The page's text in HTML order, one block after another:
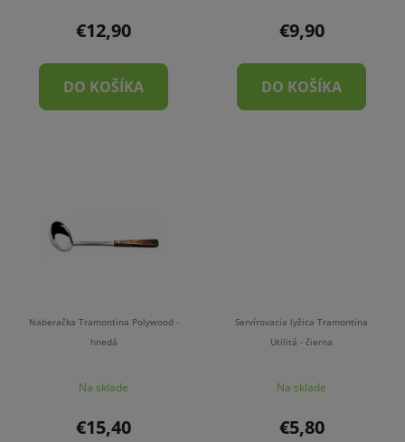
€12,90
DO KOŠÍKA
€9,90
DO KOŠÍKA
Naberačka Tramontina Polywood -
hnedá
Na sklade
€15,40
Servírovacia lyžica Tramontina
Utilitá - čierna
Na sklade
€5,80